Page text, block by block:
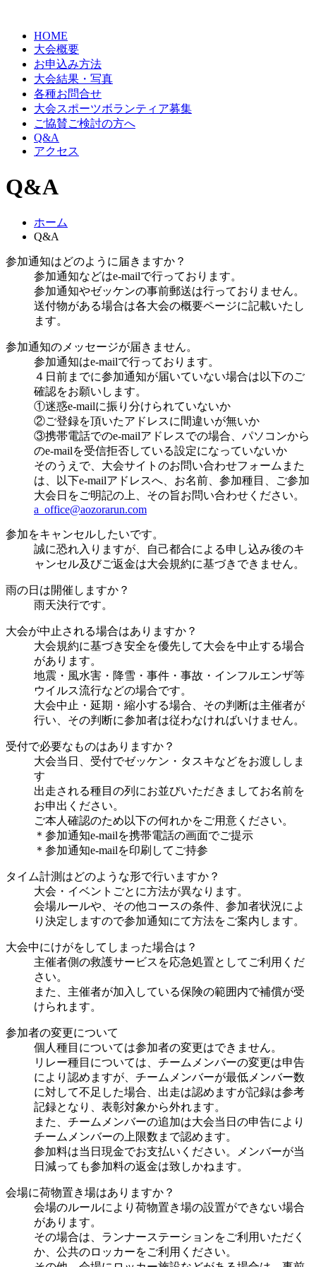
HOME
大会概要
お申込み方法
大会結果・写真
各種お問合せ
大会スポーツボランティア募集
ご協賛ご検討の方へ
Q&A
アクセス
Q&A
ホーム
Q&A
参加通知はどのように届きますか？
参加通知などはe-mailで行っております。
参加通知やゼッケンの事前郵送は行っておりません。
送付物がある場合は各大会の概要ページに記載いたし
ます。
参加通知のメッセージが届きません。
参加通知はe-mailで行っております。
４日前までに参加通知が届いていない場合は以下のご
確認をお願いします。
①迷惑e-mailに振り分けられていないか
②ご登録を頂いたアドレスに間違いが無いか
③携帯電話でのe-mailアドレスでの場合、パソコンから
のe-mailを受信拒否している設定になっていないか
そのうえで、大会サイトのお問い合わせフォームまた
は、以下e-mailアドレスへ、お名前、参加種目、ご参加
大会日をご明記の上、その旨お問い合わせください。
a_office@aozorarun.com
参加をキャンセルしたいです。
誠に恐れ入りますが、自己都合による申し込み後のキ
ャンセル及びご返金は大会規約に基づきできません。
雨の日は開催しますか？
雨天決行です。
大会が中止される場合はありますか？
大会規約に基づき安全を優先して大会を中止する場合
があります。
地震・風水害・降雪・事件・事故・インフルエンザ等
ウイルス流行などの場合です。
大会中止・延期・縮小する場合、その判断は主催者が
行い、その判断に参加者は従わなければいけません。
受付で必要なものはありますか？
大会当日、受付でゼッケン・タスキなどをお渡ししま
す
出走される種目の列にお並びいただきましてお名前を
お申出ください。
ご本人確認のため以下の何れかをご用意ください。
＊参加通知e-mailを携帯電話の画面でご提示
＊参加通知e-mailを印刷してご持参
タイム計測はどのような形で行いますか？
大会・イベントごとに方法が異なります。
会場ルールや、その他コースの条件、参加者状況によ
り決定しますので参加通知にて方法をご案内します。
大会中にけがをしてしまった場合は？
主催者側の救護サービスを応急処置としてご利用くだ
さい。
また、主催者が加入している保険の範囲内で補償が受
けられます。
参加者の変更について
個人種目については参加者の変更はできません。
リレー種目については、チームメンバーの変更は申告
により認めますが、チームメンバーが最低メンバー数
に対して不足した場合、出走は認めますが記録は参考
記録となり、表彰対象から外れます。
また、チームメンバーの追加は大会当日の申告により
チームメンバーの上限数まで認めます。
参加料は当日現金でお支払いください。メンバーが当
日減っても参加料の返金は致しかねます。
会場に荷物置き場はありますか？
会場のルールにより荷物置き場の設置ができない場合
があります。
その場合は、ランナーステーションをご利用いただく
か、公共のロッカーをご利用ください。